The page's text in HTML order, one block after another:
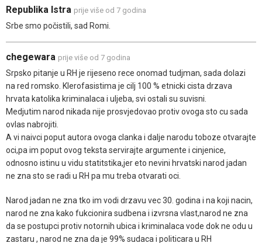
Republika Istra prije više od 7 godina
Srbe smo počistili, sad Romi.
chegewara prije više od 7 godina
Srpsko pitanje u RH je rijeseno rece onomad tudjman, sada dolazi
na red romsko. Klerofasistima je cilj 100 % etnicki cista drzava
hrvata katolika kriminalaca i uljeba, svi ostali su suvisni.
Medjutim narod nikada nije prosvjedovao protiv ovoga sto cu sada
ovlas nabrojiti.
A vi naivci poput autora ovoga clanka i dalje narodu toboze otvarajte
oci,pa im poput ovog teksta servirajte argumente i cinjenice,
odnosno istinu u vidu statitstika,jer eto nevini hrvatski narod jadan
ne zna sto se radi u RH pa mu treba otvarati oci.
Narod jadan ne zna tko im vodi drzavu vec 30. godina i na koji nacin,
narod ne zna kako fukcionira sudbena i izvrsna vlast,narod ne zna
da se postupci protiv notornih ubica i kriminalaca vode dok ne odu u
zastaru , narod ne zna da je 99% sudaca i politicara u RH